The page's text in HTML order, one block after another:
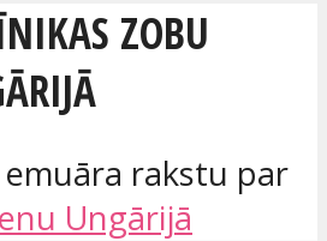
ZOBU
rakstu par
Ungārijā